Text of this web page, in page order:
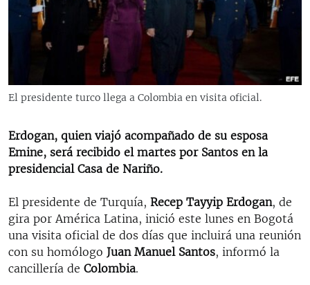
RADIO MARTÍ
LA REALIDAD DE LA VIVIENDA EN CUBA
KENTU-CUBANO
LOS SANTOS DE HIALEAH
LA INVASIÓN DE RUSIA A UCRANIA
EDITORIALES
El presidente turco llega a Colombia en visita oficial.
Erdogan, quien viajó acompañado de su esposa
Emine, será recibido el martes por Santos en la
presidencial Casa de Nariño.
El presidente de Turquía, Recep Tayyip Erdogan, de
gira por América Latina, inició este lunes en Bogotá
una visita oficial de dos días que incluirá una reunión
con su homólogo Juan Manuel Santos, informó la
cancillería de Colombia.